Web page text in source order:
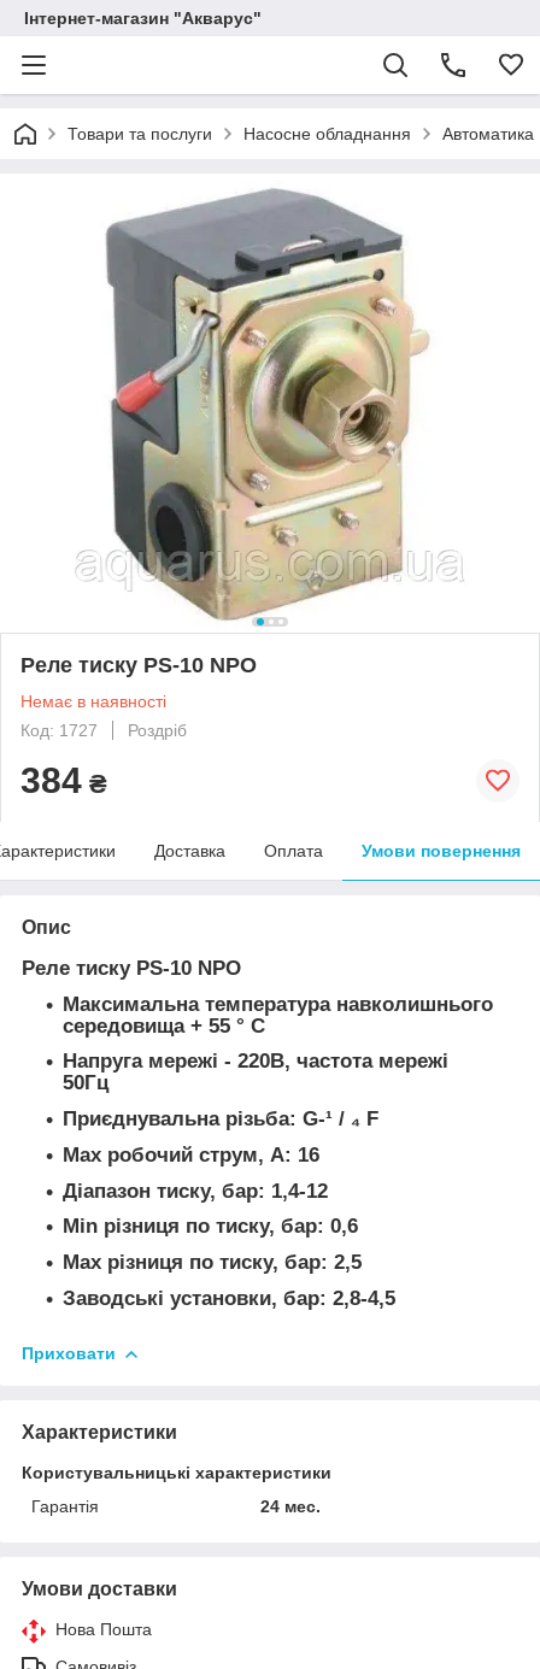
Інтернет-магазин "Акварус"
Товари та послуги Насосне обладнання Автоматика
Реле тиску PS-10 NPO
Немає в наявності
Код: 1727
Роздріб
384 ₴
Доставка Оплата Умови повернення
Опис
Реле тиску PS-10 NPO
Максимальна температура навколишнього
середовища + 55 ° С
Напруга мережі - 220В, частота мережі
50Гц
Приєднувальна різьба: G-¹ / ₄ F
Мах робочий струм, А: 16
Діапазон тиску, бар: 1,4-12
Мin різниця по тиску, бар: 0,6
Мах різниця по тиску, бар: 2,5
Заводські установки, бар: 2,8-4,5
Приховати
Характеристики
Користувальницькі характеристики
Гарантія
24 мес.
Умови доставки
Нова Пошта